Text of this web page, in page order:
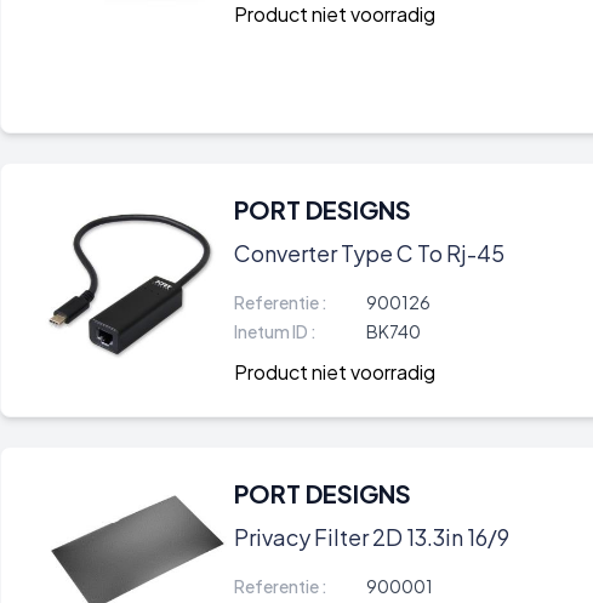
Product niet voorradig
PORT DESIGNS
Converter Type C To Rj-45
Referentie :
900126
Inetum ID :
BK740
Product niet voorradig
PORT DESIGNS
Privacy Filter 2D 13.3in 16/9
Referentie :
900001